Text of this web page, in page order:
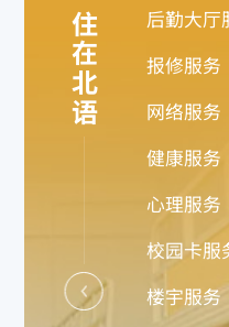
住在北语
后勤大厅
报修服务
网络服务
健康服务
心理服务
校园卡服
楼宇服务